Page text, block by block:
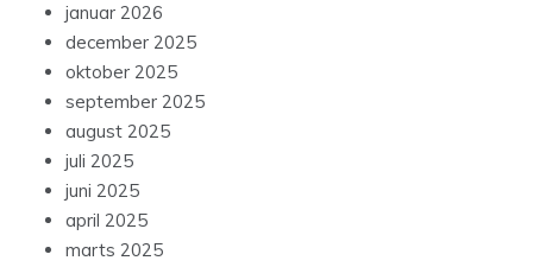
januar 2026
december 2025
oktober 2025
september 2025
august 2025
juli 2025
juni 2025
april 2025
marts 2025